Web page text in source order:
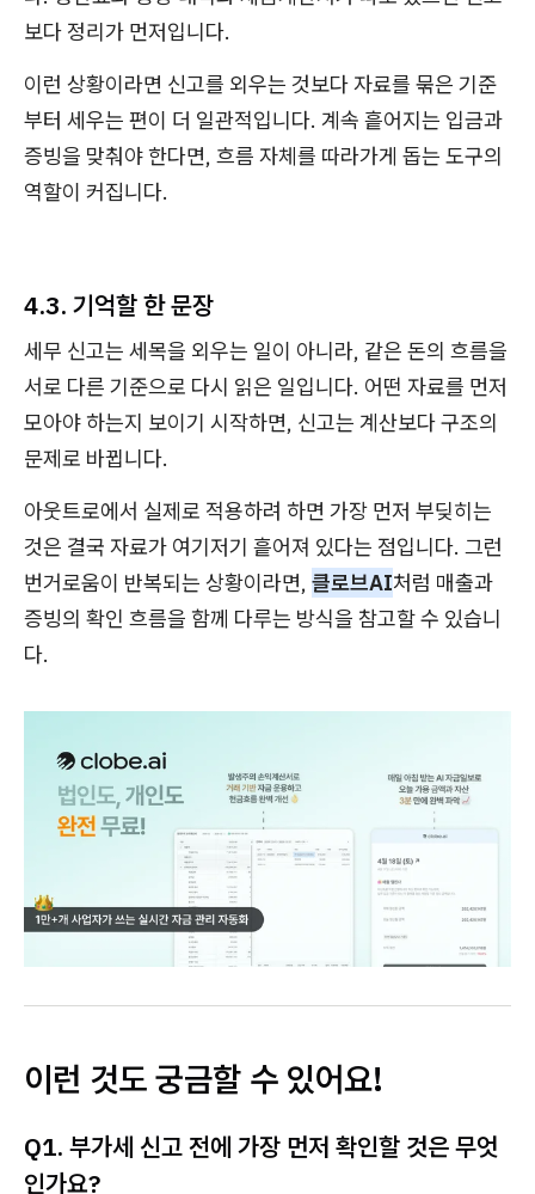
보다 정리가 먼저입니다.
이런 상황이라면 신고를 외우는 것보다 자료를 묶은 기준
부터 세우는 편이 더 일관적입니다. 계속 흩어지는 입금과
증빙을 맞춰야 한다면, 흐름 자체를 따라가게 돕는 도구의
역할이 커집니다.
4.3. 기억할 한 문장
세무 신고는 세목을 외우는 일이 아니라, 같은 돈의 흐름을
서로 다른 기준으로 다시 읽은 일입니다. 어떤 자료를 먼저
모아야 하는지 보이기 시작하면, 신고는 계산보다 구조의
문제로 바뀝니다.
아웃트로에서 실제로 적용하려 하면 가장 먼저 부딪히는
것은 결국 자료가 여기저기 흩어져 있다는 점입니다. 그런
번거로움이 반복되는 상황이라면, 클로브AI처럼 매출과
증빙의 확인 흐름을 함께 다루는 방식을 참고할 수 있습니
다.
이런 것도 궁금할 수 있어요!
Q1. 부가세 신고 전에 가장 먼저 확인할 것은 무엇
인가요?